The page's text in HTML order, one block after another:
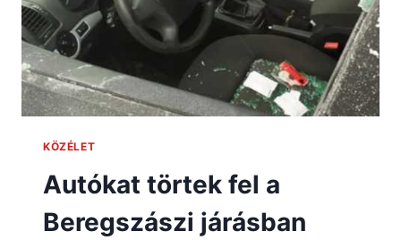
KÖZÉLET
Autókat törtek fel a
Beregszászi járásban